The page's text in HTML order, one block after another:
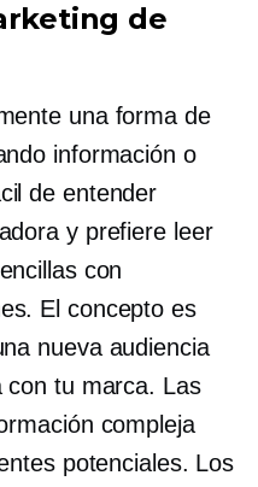
de
una forma de
información o
de entender
y prefiere leer
con
El concepto es
nueva audiencia
con tu marca. Las
compleja
potenciales. Los